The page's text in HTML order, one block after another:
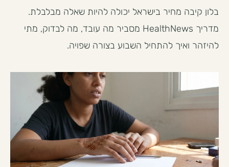
בלון קיבה מחיר בישראל יכולה להיות שאלה מבלבלת.
מדריך HealthNews מסביר מה עובד, מה לבדוק, מתי
להיזהר ואיך להתחיל השבוע בצורה שפויה.